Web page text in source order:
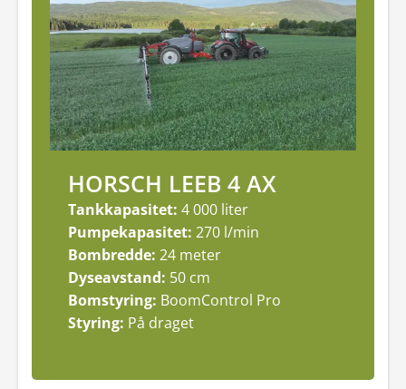
HORSCH LEEB 4 AX
Tankkapasitet: 4 000 liter
Pumpekapasitet: 270 l/min
Bombredde: 24 meter
Dyseavstand: 50 cm
Bomstyring: BoomControl Pro
Styring: På draget